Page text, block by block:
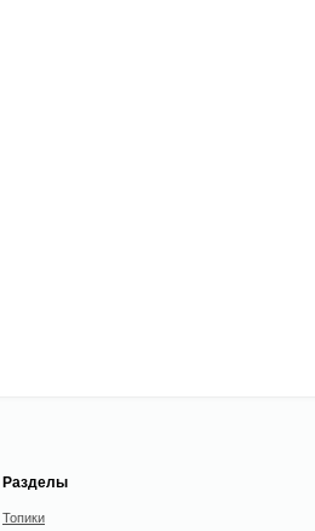
Разделы
Топики